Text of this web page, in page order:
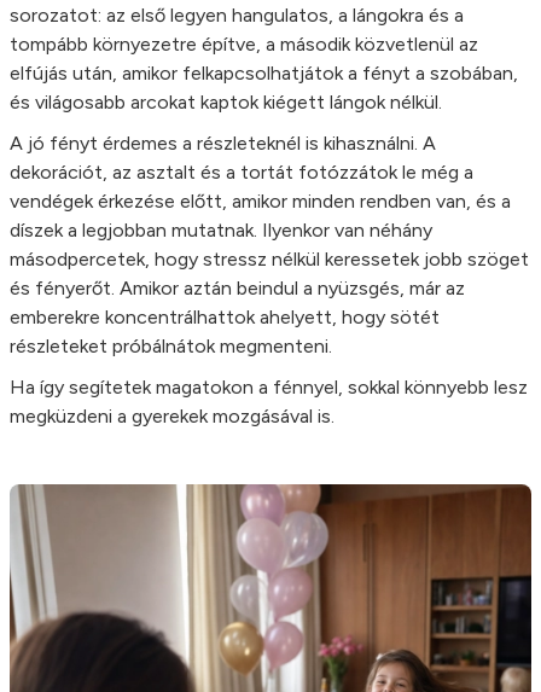
sorozatot: az első legyen hangulatos, a lángokra és a
tompább környezetre építve, a második közvetlenül az
elfújás után, amikor felkapcsolhatjátok a fényt a szobában,
és világosabb arcokat kaptok kiégett lángok nélkül.
A jó fényt érdemes a részleteknél is kihasználni. A
dekorációt, az asztalt és a tortát fotózzátok le még a
vendégek érkezése előtt, amikor minden rendben van, és a
díszek a legjobban mutatnak. Ilyenkor van néhány
másodpercetek, hogy stressz nélkül keressetek jobb szöget
és fényerőt. Amikor aztán beindul a nyüzsgés, már az
emberekre koncentrálhattok ahelyett, hogy sötét
részleteket próbálnátok megmenteni.
Ha így segítetek magatokon a fénnyel, sokkal könnyebb lesz
megküzdeni a gyerekek mozgásával is.